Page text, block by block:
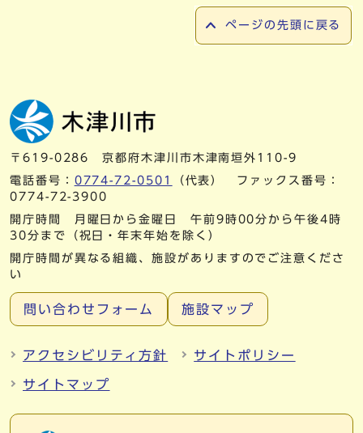
ページの先頭に戻る
〒619-0286 京都府木津川市木津南垣外110-9
電話番号： 0774-72-0501
（代表） ファックス番号：
0774-72-3900
開庁時間 月曜日から金曜日 午前9時00分から午後4時
30分まで（祝日・年末年始を除く）
開庁時間が異なる組織、施設がありますのでご注意くださ
い
問い合わせフォーム 施設マップ
アクセシビリティ方針 サイトポリシー
サイトマップ